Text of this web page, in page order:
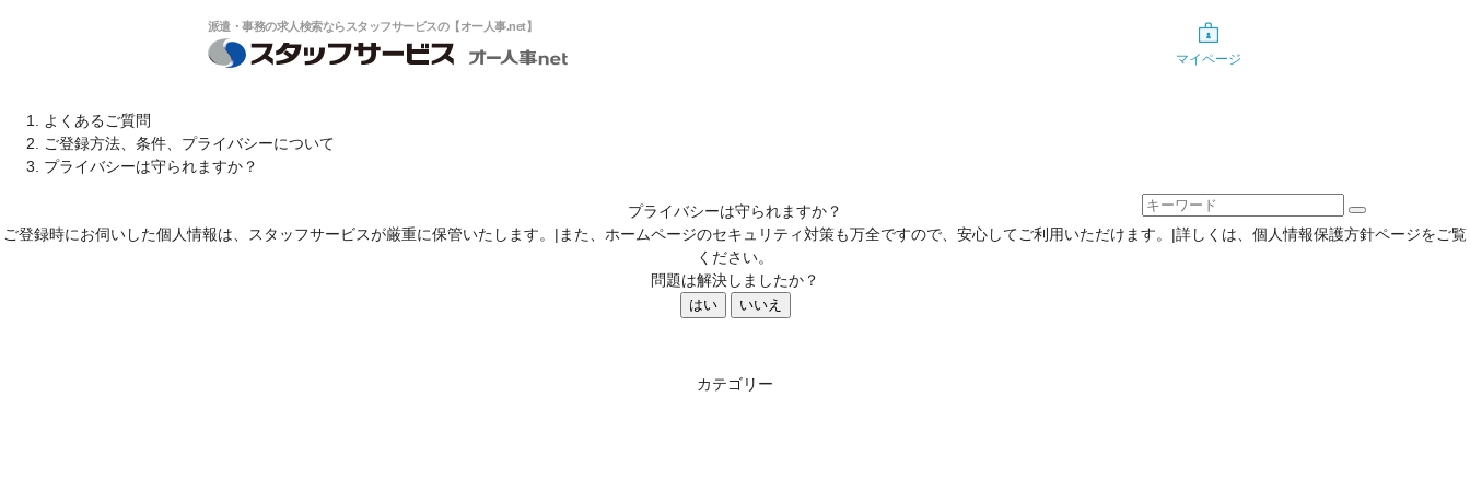
派遣・事務の求人検索ならスタッフサービスの【オー人事.net】
マイページ
よくあるご質問
ご登録方法、条件、プライバシーについて
プライバシーは守られますか？
プライバシーは守られますか？
ご登録時にお伺いした個人情報は、スタッフサービスが厳重に保管いたします。|また、ホームページのセキュリティ対策も万全ですので、安心してご利用いただけます。|詳しくは、個人情報保護方針ページをご覧
ください。
問題は解決しましたか？
はい いいえ
カテゴリー